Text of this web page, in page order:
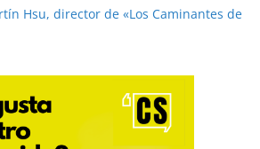
Hsu, director de «Los Caminantes de